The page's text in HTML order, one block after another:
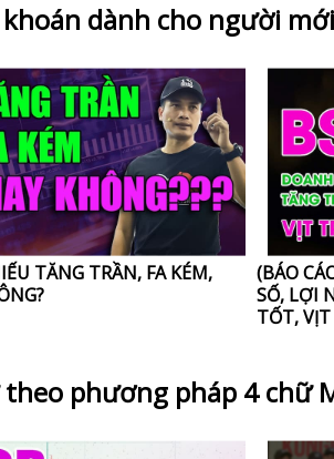
dành cho người
TĂNG TRẦN, FA KÉM,
(BÁO
SỐ, LỢI
TỐT,
phương pháp 4 chữ